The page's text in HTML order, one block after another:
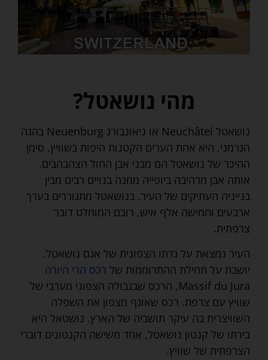
מהי נושאטל?
נושאטל Neuchâtel או ניאונבורג Neuenburg בהגה
הגרמני, היא אחת הערים הקטנות היפות בשוויץ. סימן
ההיכר של נושאטל הם מבני אבן החול הצהבהבים,
אותה אבן מרהיבה ביופייה ממנה בנויים רבים מבין
בנייניה העתיקים של העיר. בנושאטל מתגוררים בערך
ארבעים וחמישה אלף איש, רובם המוחלט דובר
צרפתית.
העיר נמצאת על גדתו הצפונית של אגם נושאטל.
יושבת על תחילת ההתרוממות שלרכס הרי היורה
Massif du Jura, הרכס שבגבולה הצפוני מערבי של
שוויץ עם צרפת. רכס שאוגף מצפון את השפלה
השוויצרית בה עיקר תושביה של הארץ. נושטאל היא
בירתו של קנטון נושאטל, אחד משישה הקנטונים דוברי
הצרפתית של שוויץ.